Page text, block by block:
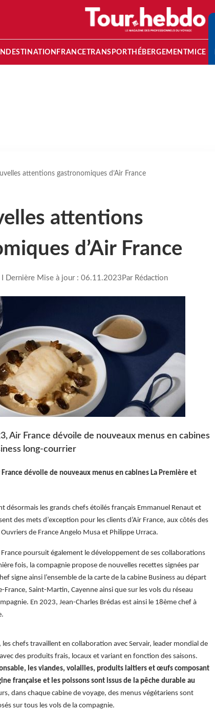
DESTINATION FRANCETRANSPORT HÉBERGEMENTMICE
attentions gastronomiques d’Air France
attentions
d’Air France
Dernière Mise à jour : 06.11.2023 Par Rédaction
Air France dévoile de nouveaux menus en cabines
long-courrier
dévoile de nouveaux menus en cabines La Première et
désormais les grands chefs étoilés français Emmanuel Renaut et
des mets d’exception pour les clients d’Air France, aux côtés des
de France Angelo Musa et Philippe Urraca.
poursuit également le développement de ses collaborations
fois, la compagnie propose de nouvelles recettes signées par
signe ainsi l’ensemble de la carte de la cabine Business au départ
Saint-Martin, Cayenne ainsi que sur les vols du réseau
En 2023, Jean-Charles Brédas est ainsi le 18ème chef à
les chefs travaillent en collaboration avec Servair, leader mondial de
des produits frais, locaux et variant en fonction des saisons.
les viandes, volailles, produits laitiers et œufs composant
française et les poissons sont issus de la pêche durable au
dans chaque cabine de voyage, des menus végétariens sont
sur tous les vols de la compagnie.